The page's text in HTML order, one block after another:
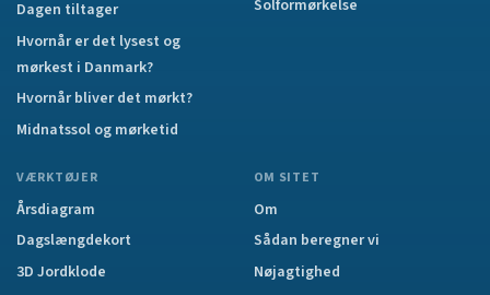
Dagen tiltager
Hvornår er det lysest og
mørkest i Danmark?
Hvornår bliver det mørkt?
Midnatssol og mørketid
Solformørkelse
VÆRKTØJER
Årsdiagram
Dagslængdekort
3D Jordklode
OM SITET
Om
Sådan beregner vi
Nøjagtighed